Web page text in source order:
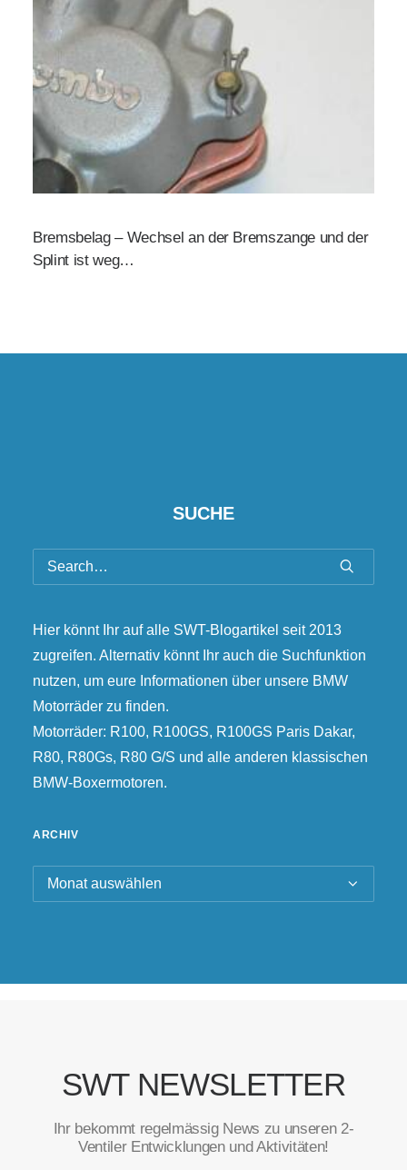
Bremsbelag – Wechsel an der Bremszange und der
Splint ist weg…
SUCHE
Hier könnt Ihr auf alle SWT-Blogartikel seit 2013
zugreifen. Alternativ könnt Ihr auch die Suchfunktion
nutzen, um eure Informationen über unsere BMW
Motorräder zu finden.
Motorräder: R100, R100GS, R100GS Paris Dakar,
R80, R80Gs, R80 G/S und alle anderen klassischen
BMW-Boxermotoren.
ARCHIV
Archiv
SWT NEWSLETTER
Ihr bekommt regelmässig News zu unseren 2-
Ventiler Entwicklungen und Aktivitäten!